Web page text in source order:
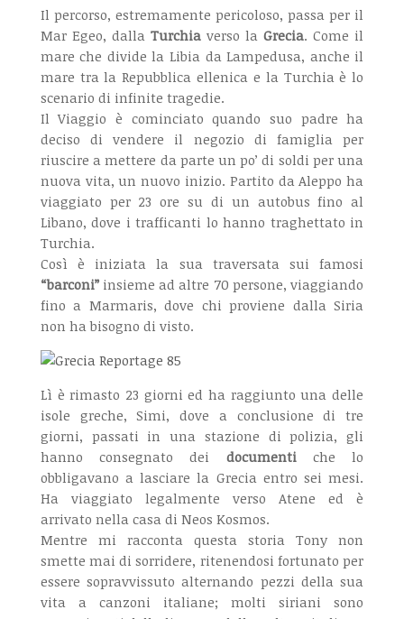
Il percorso, estremamente pericoloso, passa per il
Mar Egeo, dalla Turchiaverso laGrecia. Come il
mare che divide la Libia da Lampedusa, anche il
mare tra la Repubblica ellenica e la Turchia è lo
scenario di infinite tragedie.
Il Viaggio è cominciato quando suo padre ha
deciso di vendere il negozio di famiglia per
riuscire a mettere da parte un po’ di soldi per una
nuova vita, un nuovo inizio. Partito da Aleppo ha
viaggiato per 23 ore su di un autobus fino al
Libano, dove i trafficanti lo hanno traghettato in
Turchia.
Così è iniziata la sua traversata sui famosi
“barconi”insieme ad altre 70 persone, viaggiando
fino a Marmaris, dove chi proviene dalla Siria
non ha bisogno di visto.
Lì è rimasto 23 giorni ed ha raggiunto una delle
isole greche, Simi, dove a conclusione di tre
giorni, passati in una stazione di polizia, gli
hanno consegnato dei documentiche lo
obbligavano a lasciare la Grecia entro sei mesi.
Ha viaggiato legalmente verso Atene ed è
arrivato nella casa di Neos Kosmos.
Mentre mi racconta questa storia Tony non
smette mai di sorridere, ritenendosi fortunato per
essere sopravvissuto alternando pezzi della sua
vita a canzoni italiane; molti siriani sono